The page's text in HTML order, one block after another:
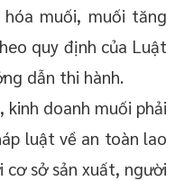
muối, muối tăng
quy định của Luật
dẫn thi hành.
kinh doanh muối phải
luật về an toàn lao
sở sản xuất, người